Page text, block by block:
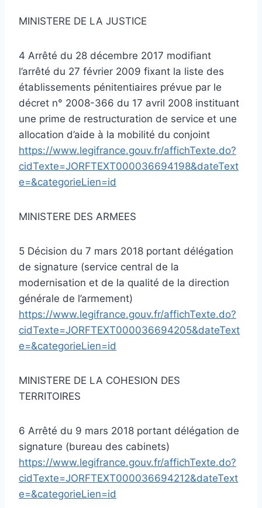
MINISTERE DE LA JUSTICE
4 Arrêté du 28 décembre 2017 modifiant
l’arrêté du 27 février 2009 fixant la liste des
établissements pénitentiaires prévue par le
décret n° 2008-366 du 17 avril 2008 instituant
une prime de restructuration de service et une
allocation d’aide à la mobilité du conjoint
https://www.legifrance.gouv.fr/affichTexte.do?
cidTexte=JORFTEXT000036694198&dateText
e=&categorieLien=id
MINISTERE DES ARMEES
5 Décision du 7 mars 2018 portant délégation
de signature (service central de la
modernisation et de la qualité de la direction
générale de l’armement)
https://www.legifrance.gouv.fr/affichTexte.do?
cidTexte=JORFTEXT000036694205&dateText
e=&categorieLien=id
MINISTERE DE LA COHESION DES
TERRITOIRES
6 Arrêté du 9 mars 2018 portant délégation de
signature (bureau des cabinets)
https://www.legifrance.gouv.fr/affichTexte.do?
cidTexte=JORFTEXT000036694212&dateText
e=&categorieLien=id